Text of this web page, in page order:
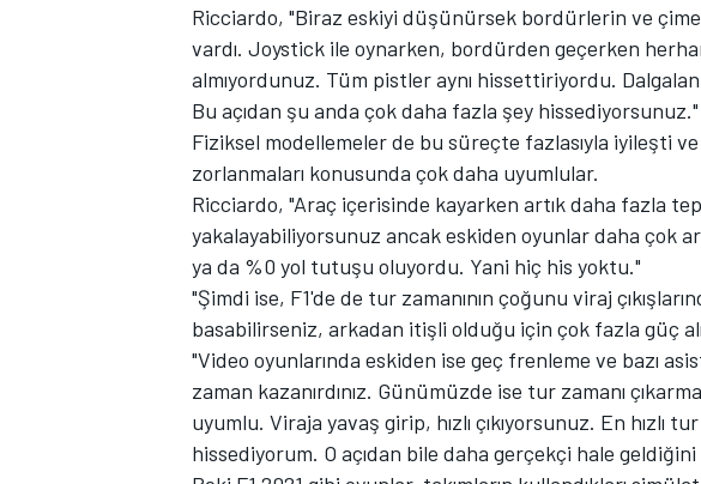
Ricciardo, "Biraz eskiyi düşünürsek bordürlerin ve
vardı. Joystick ile oynarken, bordürden geçerken
almıyordunuz. Tüm pistler aynı hissettiriyordu.
Bu açıdan şu anda çok daha fazla şey
Fiziksel modellemeler de bu süreçte fazlasıyla iyileşti
zorlanmaları konusunda çok daha uyumlular.
Ricciardo, "Araç içerisinde kayarken artık daha fazla
yakalayabiliyorsunuz ancak eskiden oyunlar daha çok
ya da %0 yol tutuşu oluyordu. Yani hiç his yoktu."
"Şimdi ise, F1'de de tur zamanının çoğunu viraj
basabilirseniz, arkadan itişli olduğu için çok fazla güç
"Video oyunlarında eskiden ise geç frenleme ve bazı
zaman kazanırdınız. Günümüzde ise tur zamanı
uyumlu. Viraja yavaş girip, hızlı çıkıyorsunuz. En hızlı
hissediyorum. O açıdan bile daha gerçekçi hale